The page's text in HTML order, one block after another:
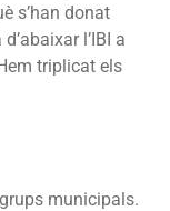
s’han donat
l’IBI a
triplicat els
municipals.